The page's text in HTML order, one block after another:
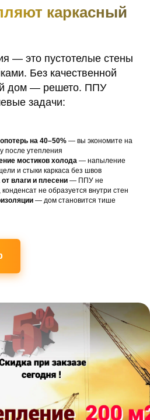
каркасный
— это пустотелые стены
Без качественной
дом — решето. ППУ
задачи:
на 40–50% — вы экономите на
после утепления
мостиков холода — напыление
и стыки каркаса без швов
влаги и плесени — ППУ не
не образуется внутри стен
— дом становится тише